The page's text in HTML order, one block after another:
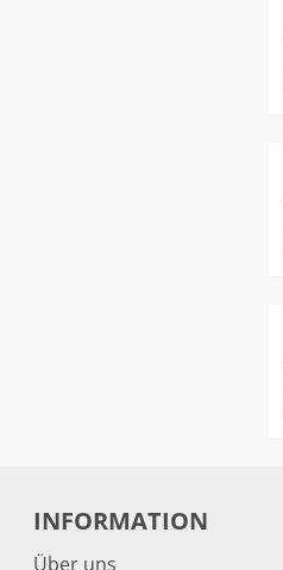
INFORMATION
Über uns